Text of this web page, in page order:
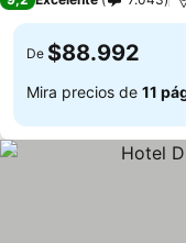
De $88.992
Mira precios de 11